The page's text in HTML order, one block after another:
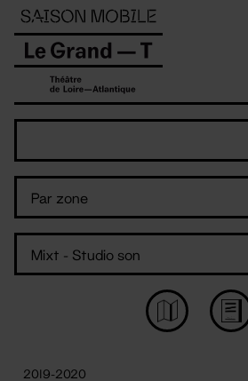
Panneau de gestion des cookies